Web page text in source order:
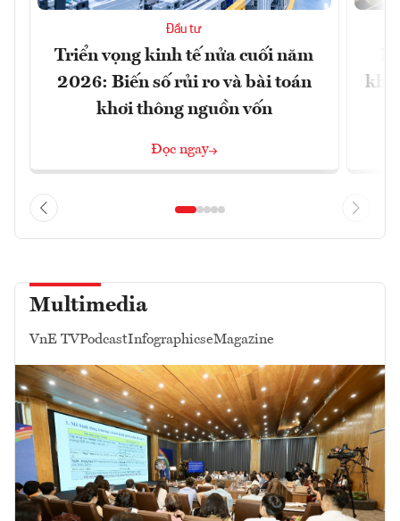
Đầu tư
Triển vọng kinh tế nửa cuối năm
2026: Biến số rủi ro và bài toán
khơi thông nguồn vốn
Đọc ngay
Multimedia
VnE TVPodcastInfographicseMagazine